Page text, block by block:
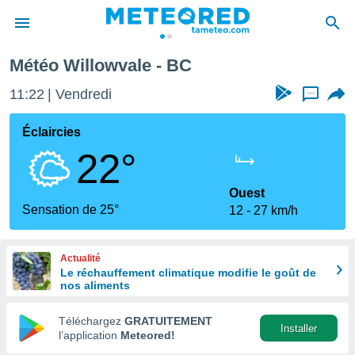
de
en
Météo Willowvale - BC
11:22 Vendredi ...
Éclaircies
22°
Sensation de 25°
Ouest
12
27 km/h
Actualité
Le réchauffement climatique modifie le goût de
nos aliments
Téléchargez GRATUITEMENT
l’application Meteored!
Installer